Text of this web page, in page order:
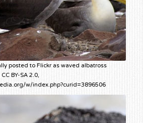
posted to Flickr as waved albatross
BY-SA 2.0,
w/index.php?curid=3896506